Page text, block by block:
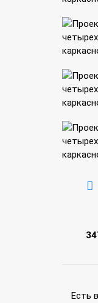
Есть